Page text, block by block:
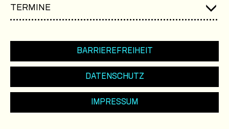
TERMINE
BARRIEREFREIHEIT
DATENSCHUTZ
IMPRESSUM